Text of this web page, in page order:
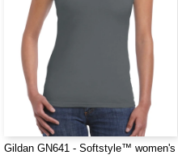
Gildan GN641 - Softstyle™ women's